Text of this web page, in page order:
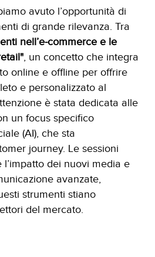
avuto l’opportunità di
di grande rilevanza. Tra
nell’e-commerce e le
, un concetto che integra
online e offline per offrire
e personalizzato al
è stata dedicata alle
un focus specifico
(AI), che sta
journey. Le sessioni
dei nuovi media e
avanzate,
strumenti stiano
del mercato.